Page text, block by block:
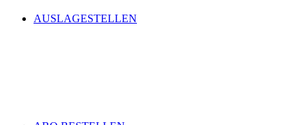
AUSLAGESTELLEN